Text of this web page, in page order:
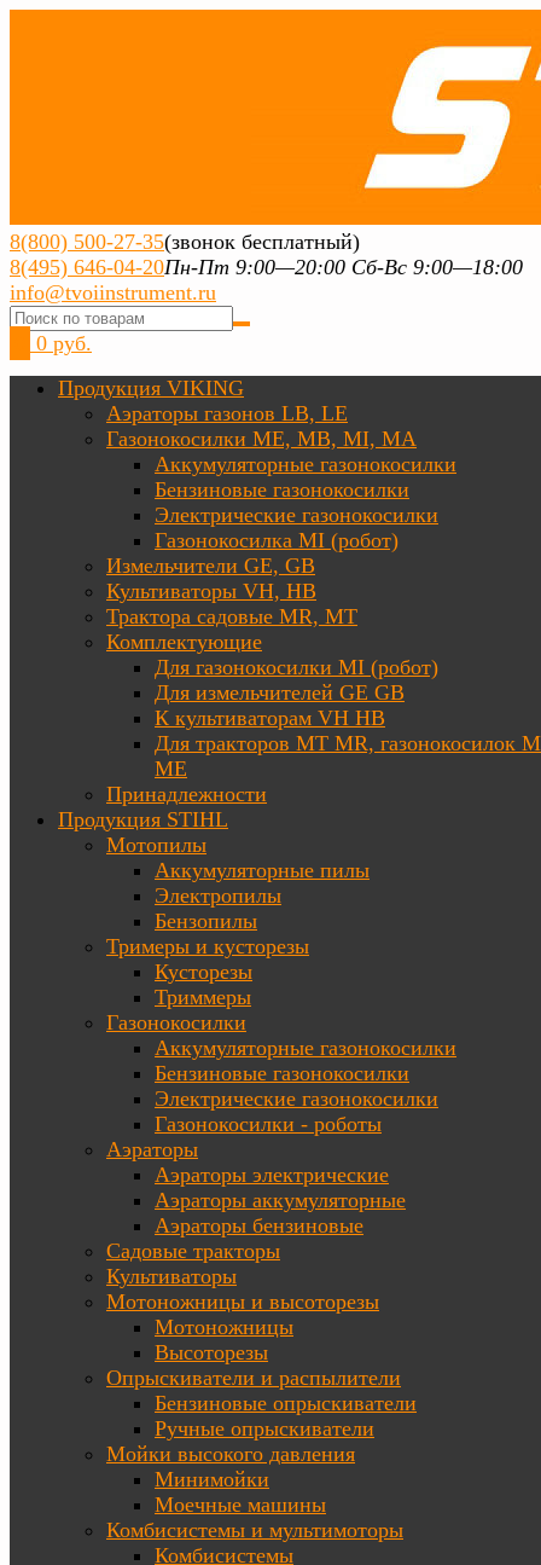
8(800) 500-27-35(звонок бесплатный)
8(495) 646-04-20Пн-Пт 9:00—20:00 Сб-Вс 9:00—18:00
info@tvoiinstrument.ru
0 руб.
Продукция VIKING
Аэраторы газонов LB, LE
Газонокосилки ME, MB, MI, MA
Аккумуляторные газонокосилки
Бензиновые газонокосилки
Электрические газонокосилки
Газонокосилка MI (робот)
Измельчители GE, GB
Культиваторы VH, HB
Трактора садовые MR, MT
Комплектующие
Для газонокосилки MI (робот)
Для измельчителей GE GB
К культиваторам VH HB
Для тракторов МТ MR, газонокосилок
ME
Принадлежности
Продукция STIHL
Мотопилы
Аккумуляторные пилы
Электропилы
Бензопилы
Тримеры и кусторезы
Кусторезы
Триммеры
Газонокосилки
Аккумуляторные газонокосилки
Бензиновые газонокосилки
Электрические газонокосилки
Газонокосилки - роботы
Аэраторы
Аэраторы электрические
Аэраторы аккумуляторные
Аэраторы бензиновые
Садовые тракторы
Культиваторы
Мотоножницы и высоторезы
Мотоножницы
Высоторезы
Опрыскиватели и распылители
Бензиновые опрыскиватели
Ручные опрыскиватели
Мойки высокого давления
Минимойки
Моечные машины
Комбисистемы и мультимоторы
Комбисистемы